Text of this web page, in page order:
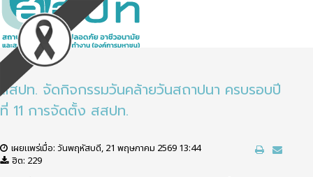
สสปท. จัดกิจกรรมวันคล้ายวันสถาปนา ครบรอบปี
ที่ 11 การจัดตั้ง สสปท.
เผยแพร่เมื่อ: วันพฤหัสบดี, 21 พฤษภาคม 2569 13:44
ฮิต: 229